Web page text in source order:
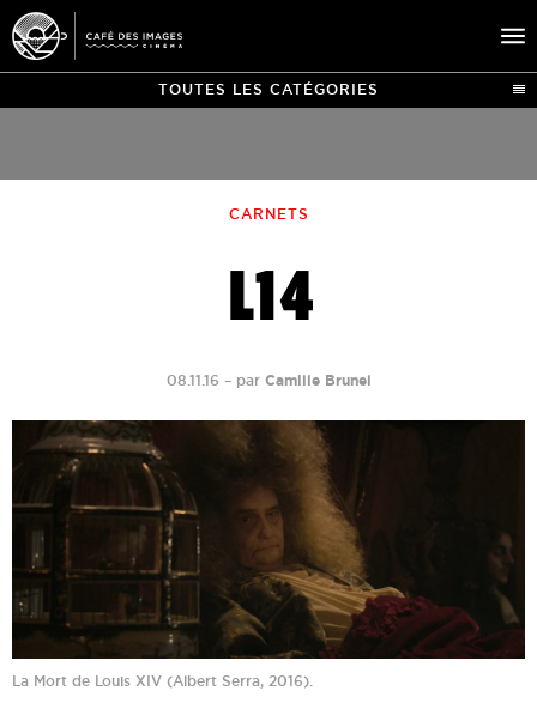
ÉVÉNEMENTS
PRATIQUE
ÉDUCATION AUX IMAGES
TOUTES LES CATÉGORIES
CARNETS
L14
08.11.16 – par Camille Brunel
La Mort de Louis XIV (Albert Serra, 2016).